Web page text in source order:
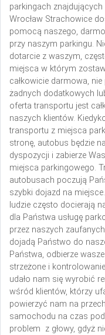
parkingach
Wrocław Strachowice
pomocą naszego,
przy naszym parkingu.
dotarcie z waszym,
miejsca w którym
całkowicie darmowa,
żadnych dodatkowych
oferta transportu jest
naszych klientów.
transportu z miejsca
stronę, autobus będzie
dyspozycji i zabierze
miejsca parkingowego.
autobusach poczują
szybki dojazd na miejsce.
ludzie często docierają
dla Państwa usługę
przez naszych
dojadą Państwo do
Państwa, odbierze
strzeżone i
udało nam się wyrobić
wśród klientów, którzy
powierzyć nam na
samochodu na czas
problem z głowy, gdyż